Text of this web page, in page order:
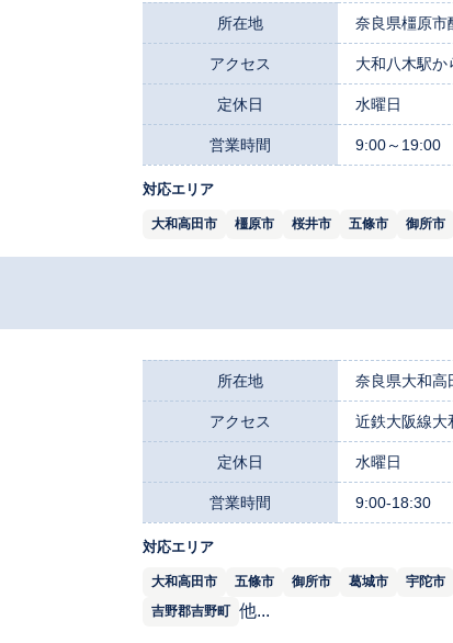
所在地 奈良県橿原市
アクセス 大和八木駅
定休日 水曜日
営業時間 9:00～19:00
対応エリア
大和高田市 橿原市 桜井市 五條市 御所市
所在地 奈良県大和高
アクセス 近鉄大阪線大
定休日 水曜日
営業時間 9:00-18:30
対応エリア
大和高田市 五條市 御所市 葛城市 宇陀市
吉野郡吉野町 他...